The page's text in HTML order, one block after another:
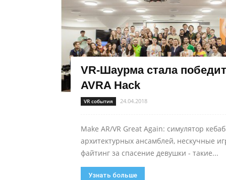
VR-Шаурма стала
AVRA Hack
VR события 24.04.2018
Make AR/VR Great Again: симулятор
архитектурных ансамблей, нескучные
файтинг за спасение девушки - такие...
Узнать больше